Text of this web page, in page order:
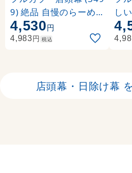
9) 絶品 自慢のらーめ
ん (ポンジ)
4,530円
4,983円 税込
し
産
41)
店頭幕・日除け幕